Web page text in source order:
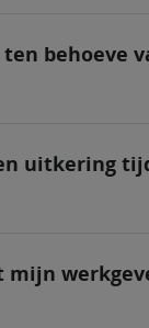
behoeve
uitkering
mijn